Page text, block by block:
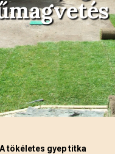
tökéletes gyep titka